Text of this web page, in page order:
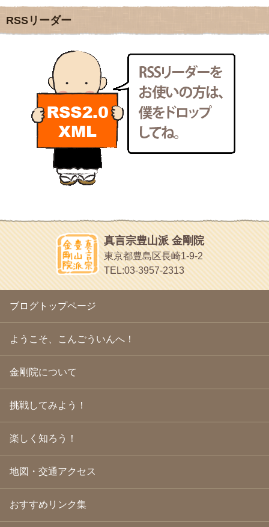
2011年11月(28)
2011年10月(31)
2011年9月(24)
2011年7月(18)
2011年6月
2011年5月
(15)
2011年4月(17)
2011年3月(15)
2011年2月
2011年1月(22)
2010年12月(21)
2010年11月
2010年10月(13)
(16)
2010年6月(18)
2010年5月(22)
2010年4月(25)
2010年3月
(22)
2010年2月(23)
2010年1月(23)
(18)
2009年11月
(20)
2009年10月(20)
2009年9月 (20)
2009年6月(22)
2009年5月(20)
2009年4月
(24)
2009年3月(21)
2009年2月(19)
2009年1月(25)
2008年10月
(31)
2008年9月(24)
2008年8月(24)
地域のライターさんです
小豆島 圓満寺
新聞屋の道具箱
新聞社で使われる用語の解説など
makotoさんの御符内巡礼記
東京の巡礼記です
POLYHEDON
いろいろなことが書いてあるよ
bunchan
あちこち行って！
目白鍼灸院
日本人の繊細な体質にあわせた、やさしく気持ちよい鍼灸治療で
ほうげん日記
放言じゃなくて和尚さんの名前だよ
面白いサイトみつけたよ。
ヘェ～という感じ
chocolab.Air♪DIALY
ラブラドールのワンちゃんがかわいいよ
RSSリーダー
真言宗豊山派 金剛院
東京都豊島区長崎1-9-2
TEL:03-3957-2313
ブログトップページ
ようこそ、こんごういんへ！
金剛院について
挑戦してみよう！
楽しく知ろう！
地図・交通アクセス
おすすめリンク集